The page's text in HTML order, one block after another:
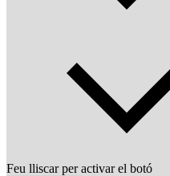
Feu lliscar per activar el botó